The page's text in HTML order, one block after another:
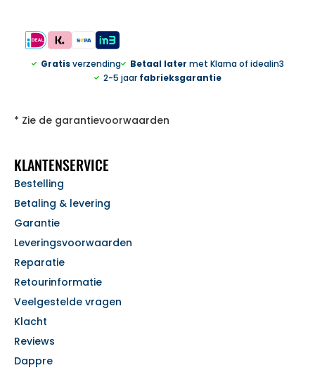
Gratisverzending Betaal later met Klarna of idealin3
2-5 jaar fabrieksgarantie
* Zie de garantievoorwaarden
KLANTENSERVICE
Bestelling
Betaling & levering
Garantie
Leveringsvoorwaarden
Reparatie
Retourinformatie
Veelgestelde vragen
Klacht
Reviews
Dappre